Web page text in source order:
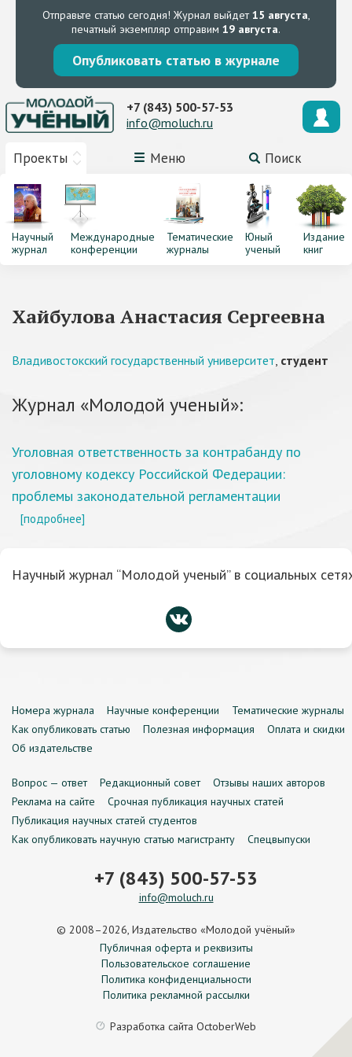
Отправьте статью сегодня! Журнал выйдет15 августа,
печатный экземпляр отправим 19 августа.
Опубликовать статью в журнале
Проекты Меню Поиск
+7 (843) 500-57-53
info@moluch.ru
Научный
журнал
Международные
конференции
Тематические
журналы
Юный
ученый
Издание
книг
Хайбулова Анастасия Сергеевна
Владивостокский государственный университет, студент
Журнал «Молодой ученый»:
Уголовная ответственность за контрабанду по
уголовному кодексу Российской Федерации:
проблемы законодательной регламентации
[подробнее]
Научный журнал “Молодой ученый” в социальных
Номера журнала Научные конференции
Тематические журналы
Как опубликовать статью
Полезная информация
Оплата и скидки
Об издательстве
Вопрос — ответ Редакционный совет
Отзывы наших авторов
Реклама на сайте
Срочная публикация научных статей
Публикация научных статей студентов
Как опубликовать научную статью магистранту
Спецвыпуски
+7 (843) 500-57-53
info@moluch.ru
© 2008–2026, Издательство «Молодой учёный»
Публичная оферта и реквизиты
Пользовательское соглашение
Политика конфиденциальности
Политика рекламной рассылки
Разработка сайта OctoberWeb